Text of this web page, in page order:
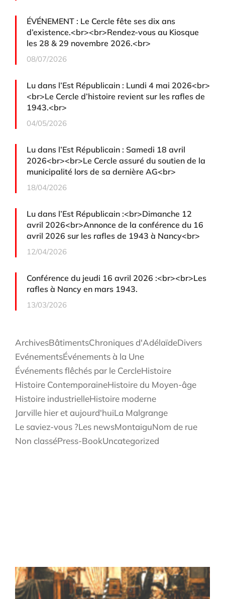
ÉVÉNEMENT : Le Cercle fête ses dix ans
d’existence.<br><br>Rendez-vous au Kiosque
les 28 & 29 novembre 2026.<br>
08/07/2026
Lu dans l’Est Républicain : Lundi 4 mai 2026<br>
<br>Le Cercle d’histoire revient sur les rafles de
1943.<br>
04/05/2026
Lu dans l’Est Républicain : Samedi 18 avril
2026<br><br>Le Cercle assuré du soutien de la
municipalité lors de sa dernière AG<br>
18/04/2026
Lu dans l’Est Républicain :<br>Dimanche 12
avril 2026<br>Annonce de la conférence du 16
avril 2026 sur les rafles de 1943 à Nancy<br>
12/04/2026
Conférence du jeudi 16 avril 2026 :<br><br>Les
rafles à Nancy en mars 1943.
13/03/2026
ArchivesBâtimentsChroniques d'AdélaïdeDivers
EvénementsÉvénements à la Une
Événements flêchés par le CercleHistoire
Histoire ContemporaineHistoire du Moyen-âge
Histoire industrielleHistoire moderne
Jarville hier et aujourd'huiLa Malgrange
Le saviez-vous ?Les newsMontaiguNom de rue
Non classéPress-BookUncategorized